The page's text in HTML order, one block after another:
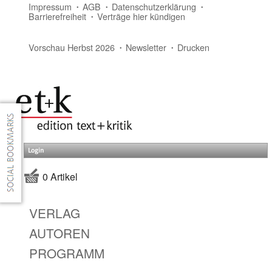
Impressum AGB Datenschutzerklärung
Barrierefreiheit Verträge hier kündigen
Vorschau Herbst 2026 Newsletter Drucken
Login
0 Artikel
VERLAG
AUTOREN
PROGRAMM